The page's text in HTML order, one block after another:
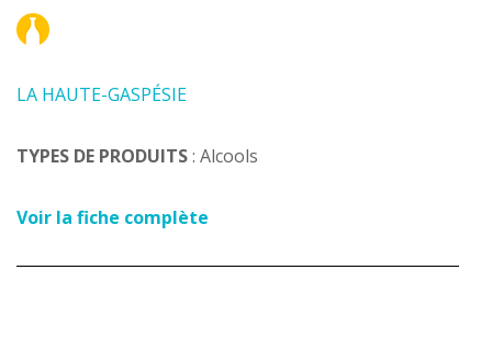
LA HAUTE-GASPÉSIE
TYPES DE PRODUITS: Alcools
Voir la fiche complète